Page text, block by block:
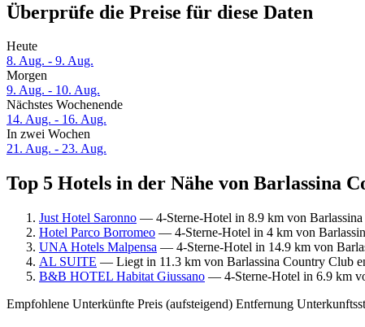
Überprüfe die Preise für diese Daten
Heute
8. Aug. - 9. Aug.
Morgen
9. Aug. - 10. Aug.
Nächstes Wochenende
14. Aug. - 16. Aug.
In zwei Wochen
21. Aug. - 23. Aug.
Top 5 Hotels in der Nähe von Barlassina
Just Hotel Saronno — 4-Sterne-Hotel in 8.9 km von
Hotel Parco Borromeo — 4-Sterne-Hotel in 4 km von
UNA Hotels Malpensa — 4-Sterne-Hotel in 14.9 km von
AL SUITE — Liegt in 11.3 km von Barlassina Country Club
B&B HOTEL Habitat Giussano — 4-Sterne-Hotel in 6.9 km
Empfohlene Unterkünfte Preis (aufsteigend) Entfernung